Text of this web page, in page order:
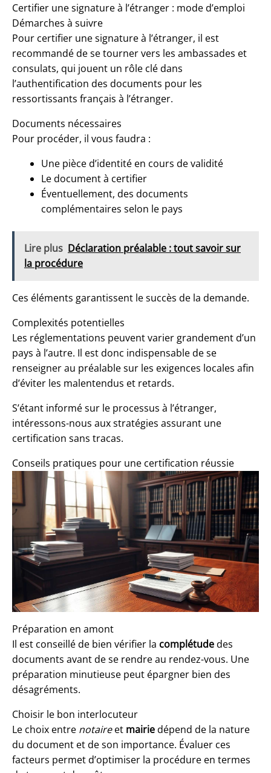
Certifier une signature à l’étranger : mode d’emploi
Démarches à suivre
Pour certifier une signature à l’étranger, il est
recommandé de se tourner vers les ambassades et
consulats, qui jouent un rôle clé dans
l’authentification des documents pour les
ressortissants français à l’étranger.
Documents nécessaires
Pour procéder, il vous faudra :
Une pièce d’identité en cours de validité
Le document à certifier
Éventuellement, des documents
complémentaires selon le pays
Lire plus Déclaration préalable : tout savoir sur
la procédure
Ces éléments garantissent le succès de la demande.
Complexités potentielles
Les réglementations peuvent varier grandement d’un
pays à l’autre. Il est donc indispensable de se
renseigner au préalable sur les exigences locales afin
d’éviter les malentendus et retards.
S’étant informé sur le processus à l’étranger,
intéressons-nous aux stratégies assurant une
certification sans tracas.
Conseils pratiques pour une certification réussie
Préparation en amont
Il est conseillé de bien vérifier la complétudedes
documents avant de se rendre au rendez-vous. Une
préparation minutieuse peut épargner bien des
désagréments.
Choisir le bon interlocuteur
Le choix entre notaireet mairiedépend de la nature
du document et de son importance. Évaluer ces
facteurs permet d’optimiser la procédure en termes